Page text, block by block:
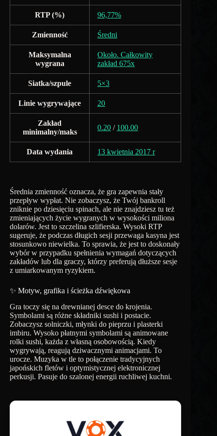
RTP (%) 96,77%
Zmienność Średni
Maksymalna
wygrana
Około. Całkowity
zakład 675x
Siatka/szpule 5×3
Linie wygrywające 20
Zakład
minimalny/maks
0.20 / 100.00
Data wydania 13 kwietnia 2017 r
Średnia zmienność oznacza, że ​​gra zapewnia stały
przepływ wypłat. Nie zobaczysz, że Twój bankroll
zniknie po dziesięciu spinach, ale nie znajdziesz tu też
zmieniających życie wygranych w wysokości miliona
dolarów. Jest to szczelina szlifierska. Wysoki RTP
sugeruje, że podczas długich sesji przewaga kasyna jest
stosunkowo niewielka. To sprawia, że ​​jest to doskonały
wybór w przypadku spełnienia wymagań dotyczących
zakładów lub dla graczy, którzy preferują dłuższe sesje
z umiarkowanym ryzykiem.
✨ Motyw, grafika i ścieżka dźwiękowa
Gra toczy się na drewnianej desce do krojenia.
Symbolami są różne składniki sushi i postacie.
Zobaczysz solniczki, młynki do pieprzu i plasterki
imbiru. Wysoko płatnymi symbolami są animowane
rolki sushi, każda z własną osobowością. Kiedy
wygrywają, reagują dziwacznymi animacjami. To
urocze. Muzyka w tle to połączenie tradycyjnych
japońskich fletów i optymistycznej elektronicznej
perkusji. Pasuje do szalonej energii ruchliwej kuchni.